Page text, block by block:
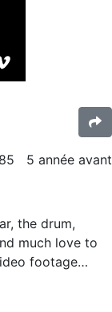
5 année avant
the drum,
much love to
footage…